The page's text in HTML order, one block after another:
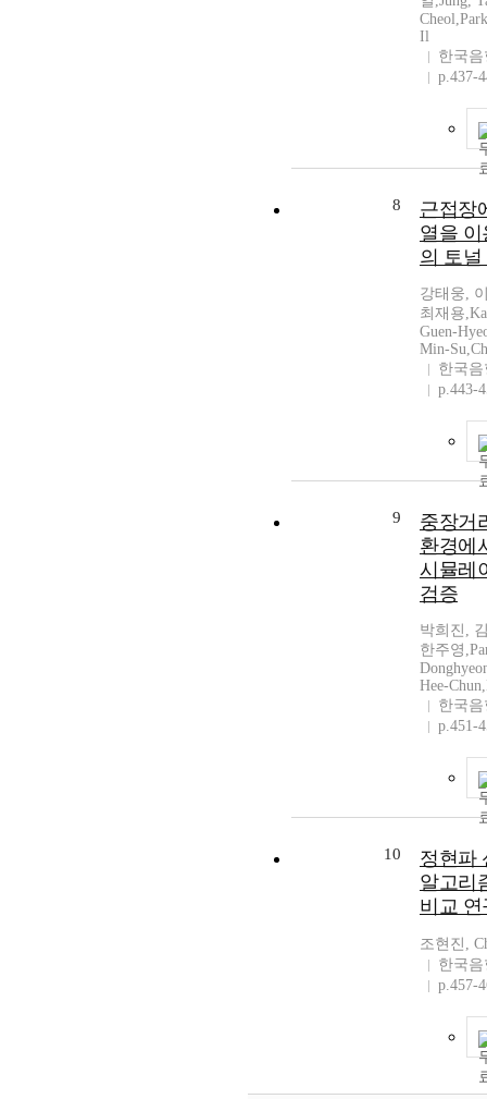
Il
한국
p.437-
8
근접장
열을
의 토널
강태웅,
최재용
Guen-
Min-
한국
p.443-
9
중장거
환경에
시뮬레
검증
박희진,
한주영
Hee-
한국
p.451-
10
정현파
알고리
비교 연
조현진,
한국
p.457-